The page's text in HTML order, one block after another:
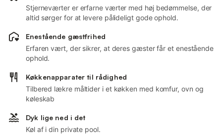
Stjerneværter er erfarne værter med høj bedømmelse, der
altid sørger for at levere pålideligt gode ophold.
Enestående gæstfrihed
Erfaren vært, der sikrer, at deres gæster får et enestående
ophold.
Køkkenapparater til rådighed
Tilbered lækre måltider i et køkken med komfur, ovn og
køleskab
Dyk lige ned i det
Køl af i din private pool.